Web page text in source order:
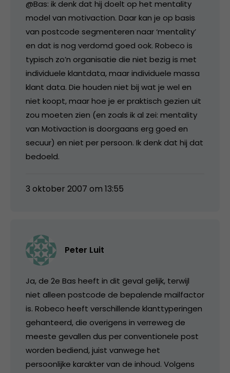
@Bas: ik denk dat hij doelt op het mentality
model van motivaction. Daar kan je op basis
van postcode segmenteren naar ‘mentality’
en dat is nog verdomd goed ook. Robeco is
typisch zo’n organisatie die niet bezig is met
individuele klantdata, maar individuele massa
klant data. Die houden niet bij wat je wel en
niet koopt, maar hoe je er praktisch gezien uit
zou moeten zien (en zoals ik al zei: mentality
van Motivaction is doorgaans erg goed en
secuur) en niet per persoon. Ik denk dat hij dat
bedoeld.
3 oktober 2007 om 13:55
Peter Luit
Ja, de 2e Bas heeft in dit geval gelijk, terwijl
niet alleen postcode de bepalende mailfactor
is. Robeco heeft verschillende klanttyperingen
gehanteerd, die overigens in verreweg de
meeste gevallen dus per conventionele post
worden bediend, juist vanwege het
persoonlijke karakter van de inhoud. Volgens